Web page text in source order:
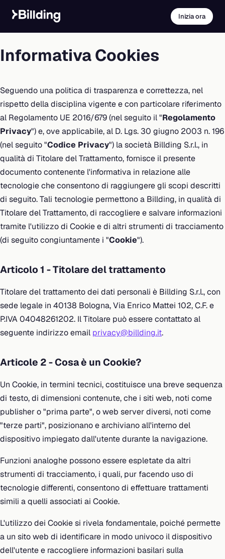
Inizia ora
Informativa Cookies
Seguendo una politica di trasparenza e correttezza, nel
rispetto della disciplina vigente e con particolare riferimento
al Regolamento UE 2016/679 (nel seguito il "Regolamento
Privacy") e, ove applicabile, al D. Lgs. 30 giugno 2003 n. 196
(nel seguito "Codice Privacy") la società Billding S.r.l., in
qualità di Titolare del Trattamento, fornisce il presente
documento contenente l'informativa in relazione alle
tecnologie che consentono di raggiungere gli scopi descritti
di seguito. Tali tecnologie permettono a Billding, in qualità di
Titolare del Trattamento, di raccogliere e salvare informazioni
tramite l'utilizzo di Cookie e di altri strumenti di tracciamento
(di seguito congiuntamente i "Cookie").
Articolo 1 - Titolare del trattamento
Titolare del trattamento dei dati personali è Billding S.r.l., con
sede legale in 40138 Bologna, Via Enrico Mattei 102, C.F. e
P.IVA 04048261202. Il Titolare può essere contattato al
seguente indirizzo email privacy@billding.it.
Articole 2 - Cosa è un Cookie?
Un Cookie, in termini tecnici, costituisce una breve sequenza
di testo, di dimensioni contenute, che i siti web, noti come
publisher o "prima parte", o web server diversi, noti come
"terze parti", posizionano e archiviano all'interno del
dispositivo impiegato dall'utente durante la navigazione.
Funzioni analoghe possono essere espletate da altri
strumenti di tracciamento, i quali, pur facendo uso di
tecnologie differenti, consentono di effettuare trattamenti
simili a quelli associati ai Cookie.
L'utilizzo dei Cookie si rivela fondamentale, poiché permette
a un sito web di identificare in modo univoco il dispositivo
dell'utente e raccogliere informazioni basilari sulla